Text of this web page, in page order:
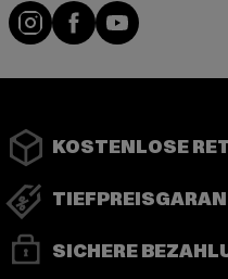
Instagram
FacebookYouTube
KOSTENLOSE
SICHERE